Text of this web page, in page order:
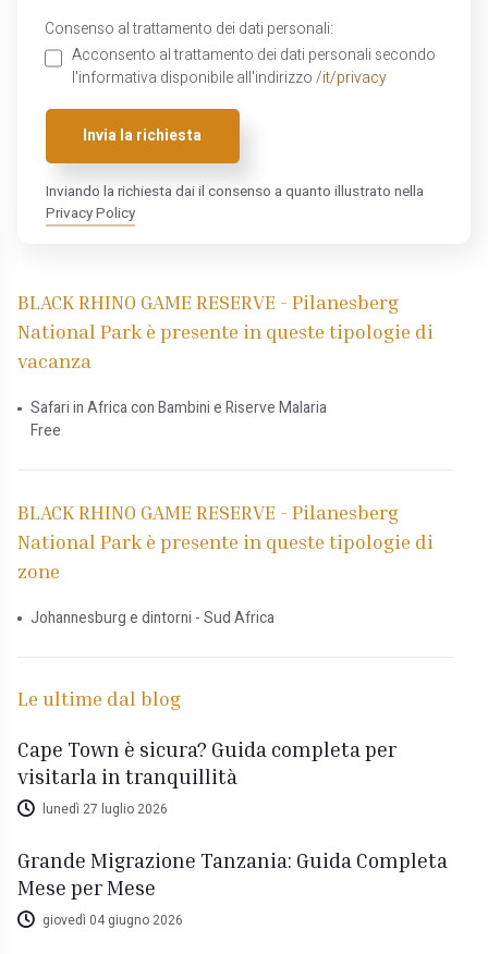
Consenso al trattamento dei dati personali:
Acconsento al trattamento dei dati personali secondo
l'informativa disponibile all'indirizzo /it/privacy
Invia la richiesta
Inviando la richiesta dai il consenso a quanto illustrato nella
Privacy Policy
BLACK RHINO GAME RESERVE - Pilanesberg
National Park è presente in queste tipologie di
vacanza
Safari in Africa con Bambini e Riserve Malaria
Free
BLACK RHINO GAME RESERVE - Pilanesberg
National Park è presente in queste tipologie di
zone
Johannesburg e dintorni - Sud Africa
Le ultime dal blog
Cape Town è sicura? Guida completa per
visitarla in tranquillità
lunedì 27 luglio 2026
Grande Migrazione Tanzania: Guida Completa
Mese per Mese
giovedì 04 giugno 2026